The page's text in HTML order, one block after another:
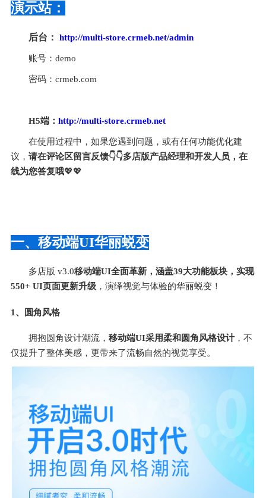
演示站：
后台： http://multi-store.crmeb.net/admin
账号：demo
密码：crmeb.com
H5端： http://multi-store.crmeb.net
在使用过程中，如果您遇到问题，或有任何功能优化建
议， 请在评论区留言反馈👇👇多店版产品经理和开发人员，在
线为您答复哦💖💖
一、移动端UI华丽蜕变
多店版 v3.0移动端UI全面革新，涵盖39大功能板块，实现
550+ UI页面更新升级 ，演绎视觉与体验的华丽蜕变！
1、圆角风格
拥抱圆角设计潮流， 移动端UI采用柔和圆角风格设计，不
仅提升了整体美感，更带来了流畅自然的视觉享受。